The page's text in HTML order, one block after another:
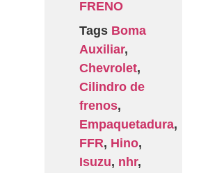
FRENO
Tags Boma
Auxiliar,
Chevrolet,
Cilindro de
frenos,
Empaquetadura,
FFR, Hino,
Isuzu, nhr,